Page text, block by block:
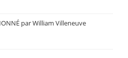
par William Villeneuve